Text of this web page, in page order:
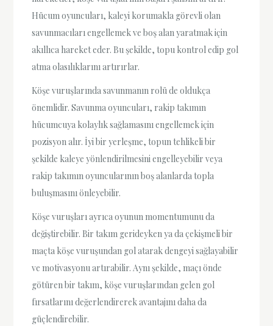
Hücum oyuncuları, kaleyi korumakla görevli olan
savunmacıları engellemek ve boş alan yaratmak için
akıllıca hareket eder. Bu şekilde, topu kontrol edip gol
atma olasılıklarını artırırlar.
Köşe vuruşlarında savunmanın rolü de oldukça
önemlidir. Savunma oyuncuları, rakip takımın
hücumcuya kolaylık sağlamasını engellemek için
pozisyon alır. İyi bir yerleşme, topun tehlikeli bir
şekilde kaleye yönlendirilmesini engelleyebilir veya
rakip takımın oyuncularının boş alanlarda topla
buluşmasını önleyebilir.
Köşe vuruşları ayrıca oyunun momentumunu da
değiştirebilir. Bir takım gerideyken ya da çekişmeli bir
maçta köşe vuruşundan gol atarak dengeyi sağlayabilir
ve motivasyonu artırabilir. Aynı şekilde, maçı önde
götüren bir takım, köşe vuruşlarından gelen gol
fırsatlarını değerlendirerek avantajını daha da
güçlendirebilir.